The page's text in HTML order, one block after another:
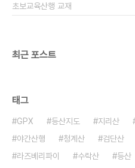
초보교육산행 교재
최근 포스트
태그
GPX 등산지도 지리산
야간산행
청계산 검단산
라즈베리파이
수락산 등산